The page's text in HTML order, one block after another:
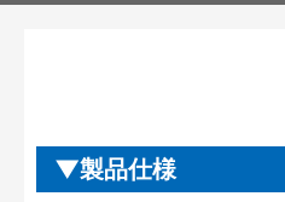
製品仕様